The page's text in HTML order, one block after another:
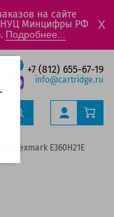
на сайте
НУЦ Минцифры РФ
Подробнее...
X
+7 (812) 655-67-19
info@cartridge.ru
Lexmark E360H21E